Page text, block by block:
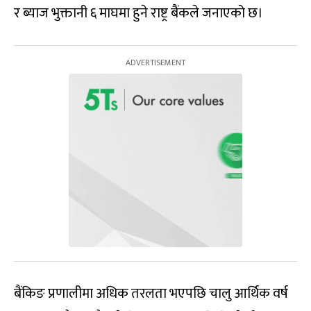
र ब्याज भुक्तानी ६ माघमा हुने राष्ट्र बैंकले जनाएको छ।
बैंकिङ प्रणालीमा अधिक तरलता भएपछि चालु आर्थिक वर्ष